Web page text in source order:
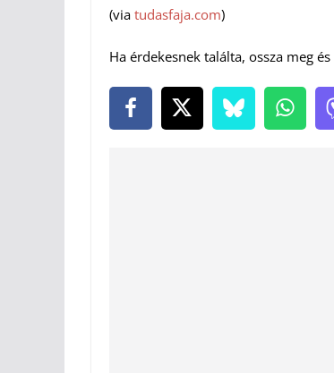
(via tudasfaja.com)
Ha érdekesnek találta, ossza meg